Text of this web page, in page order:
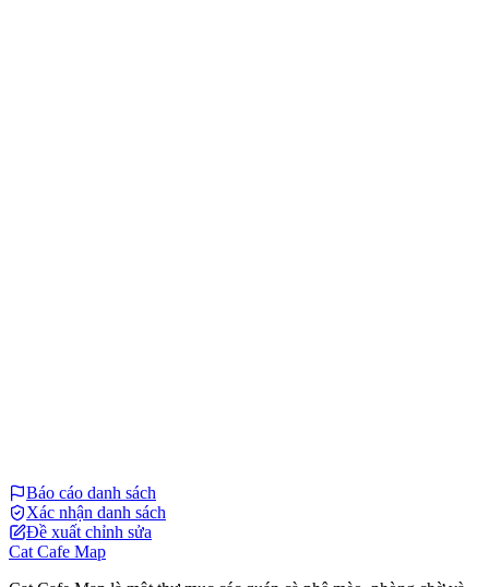
Báo cáo danh sách
Xác nhận danh sách
Đề xuất chỉnh sửa
Cat Cafe Map